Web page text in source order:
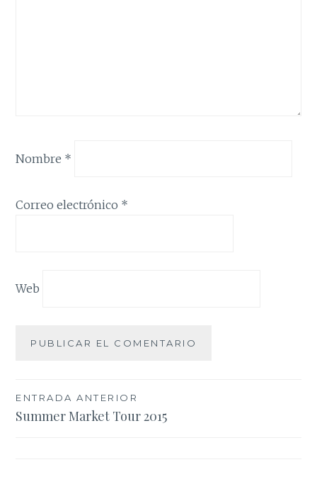
Nombre *
Correo electrónico *
Web
Navegación
de
ENTRADA ANTERIOR
Summer Market Tour 2015